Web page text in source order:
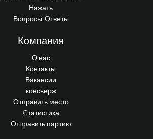
Нажать
Вопросы-Ответы
Компания
О нас
Контакты
Вакансии
консьерж
Отправить место
Cтатистика
Отправить партию